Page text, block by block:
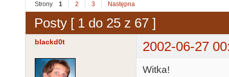
Strony 1 2 3 Następna
Posty [ 1 do 25 z 67 ]
blackd0t 2002-06-27
Witka!